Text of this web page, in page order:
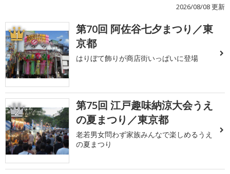
2026/08/08 更新
1
第70回 阿佐谷七夕まつり／東
京都
はりぼて飾りが商店街いっぱいに登場
2
第75回 江戸趣味納涼大会うえ
の夏まつり／東京都
老若男女問わず家族みんなで楽しめるうえ
の夏まつり